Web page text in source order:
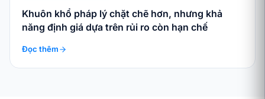
Khuôn khổ pháp lý chặt chẽ hơn, nhưng khả
năng định giá dựa trên rủi ro còn hạn chế
Đọc thêm